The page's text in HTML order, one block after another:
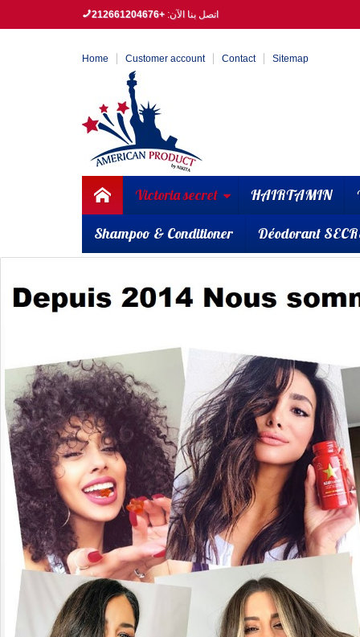
اتصل بنا الآن:+212661204676
Home Customer account Contact Sitemap
Victoria secret HAIRTAMIN
Shampoo & Conditioner Déodorant